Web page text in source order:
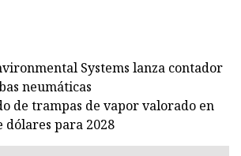
Systems lanza contador
neumáticas
de trampas de vapor valorado en
dólares para 2028